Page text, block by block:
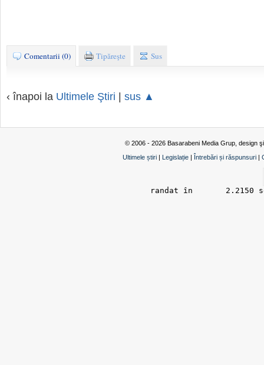
Comentarii (0) Tipăreşte Sus
‹ înapoi la Ultimele Ştiri | sus ▲
© 2006 - 2026 Basarabeni Media Grup, design
Ultimele știri | Legislație | Întrebări și răspunsuri |
randat în